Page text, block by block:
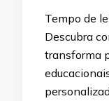
Tempo de
Descubra
transforma